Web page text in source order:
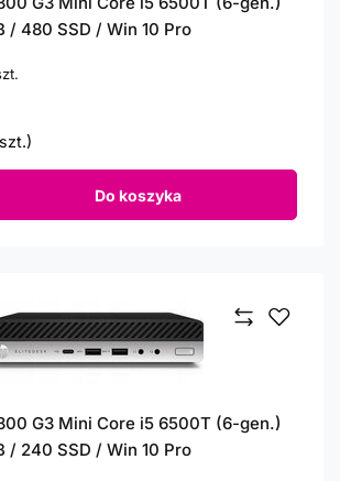
/ 480 SSD / Win 10 Pro
Do koszyka
G3 Mini Core i5 6500T (6-gen.)
/ 240 SSD / Win 10 Pro